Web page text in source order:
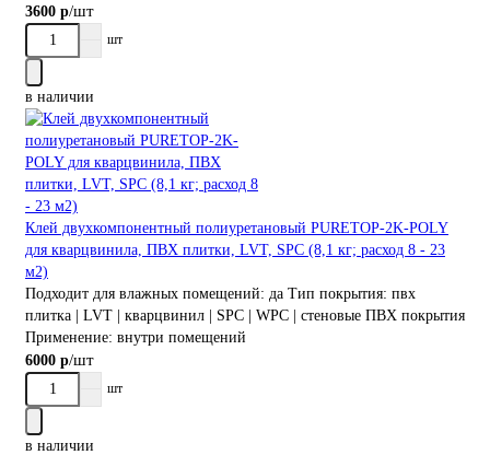
3600 р/шт
шт
в наличии
Клей двухкомпонентный полиуретановый PURETOP-2K-POLY
для кварцвинила, ПВХ плитки, LVT, SPC (8,1 кг; расход 8 - 23
м2)
Подходит для влажных помещений: да Тип покрытия: пвх
плитка | LVT | кварцвинил | SPC | WPC | стеновые ПВХ покрытия
Применение: внутри помещений
6000 р/шт
шт
в наличии